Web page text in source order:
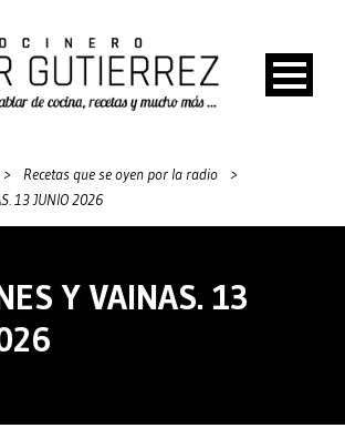
> Recetas que se oyen por la radio
>
13 JUNIO 2026
Y VAINAS. 13